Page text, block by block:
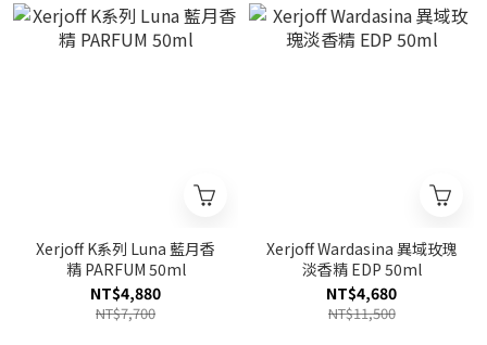
Xerjoff K系列 Luna 藍月香
精 PARFUM 50ml
NT$4,880
NT$7,700
Xerjoff Wardasina 異域玫瑰
淡香精 EDP 50ml
NT$4,680
NT$11,500